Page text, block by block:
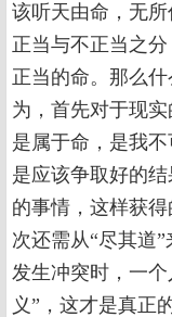
该听天由命，无
正当与不正当之
正当的命。那么
为，首先对于现
是属于命，是我
是应该争取好的
的事情，这样获
次还需从“尽其道
发生冲突时，一个
义”，这才是真正